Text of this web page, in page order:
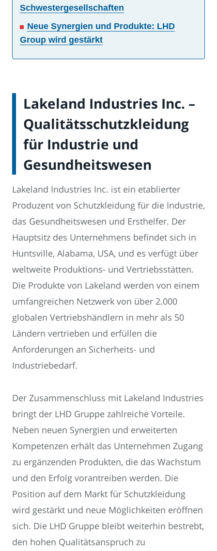
Schwestergesellschaften
Neue Synergien und Produkte: LHD
Group wird gestärkt
Lakeland Industries Inc. –
Qualitätsschutzkleidung
für Industrie und
Gesundheitswesen
Lakeland Industries Inc. ist ein etablierter
Produzent von Schutzkleidung für die Industrie,
das Gesundheitswesen und Ersthelfer. Der
Hauptsitz des Unternehmens befindet sich in
Huntsville, Alabama, USA, und es verfügt über
weltweite Produktions- und Vertriebsstätten.
Die Produkte von Lakeland werden von einem
umfangreichen Netzwerk von über 2.000
globalen Vertriebshändlern in mehr als 50
Ländern vertrieben und erfüllen die
Anforderungen an Sicherheits- und
Industriebedarf.
Der Zusammenschluss mit Lakeland Industries
bringt der LHD Gruppe zahlreiche Vorteile.
Neben neuen Synergien und erweiterten
Kompetenzen erhält das Unternehmen Zugang
zu ergänzenden Produkten, die das Wachstum
und den Erfolg vorantreiben werden. Die
Position auf dem Markt für Schutzkleidung
wird gestärkt und neue Möglichkeiten eröffnen
sich. Die LHD Gruppe bleibt weiterhin bestrebt,
den hohen Qualitätsanspruch zu